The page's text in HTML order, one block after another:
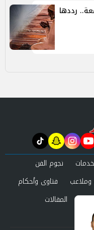
رددها
youtube
instagram
snapchat
tiktok
نجوم الفن
وملاعب
فتاوى وأحكام
المقالات